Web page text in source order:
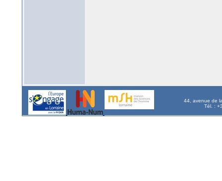
44, avenue de
Tél. :